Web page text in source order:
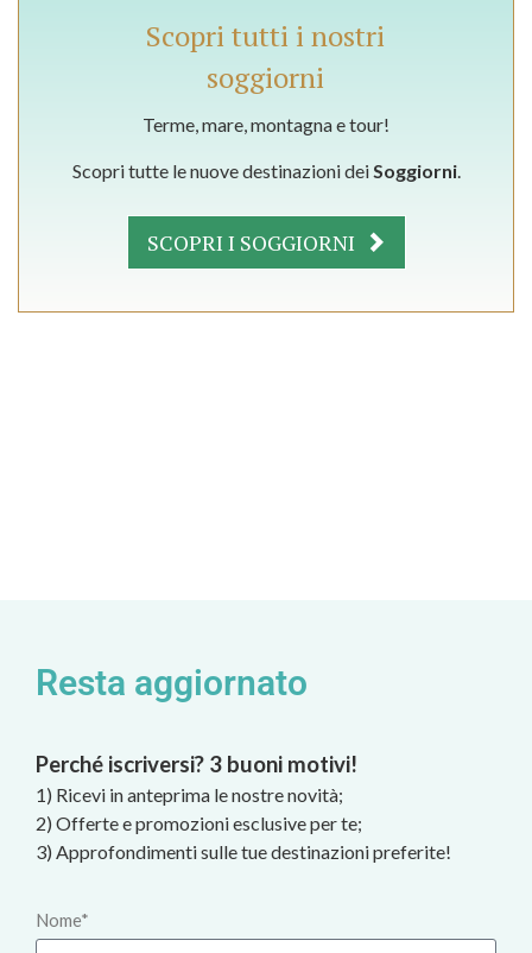
Scopri tutti i nostri
soggiorni
Terme, mare, montagna e tour!
Scopri tutte le nuove destinazioni deiSoggiorni.
SCOPRI I SOGGIORNI
Resta aggiornato
Perché iscriversi? 3 buoni motivi!
1) Ricevi in anteprima le nostre novità;
2) Offerte e promozioni esclusive per te;
3) Approfondimenti sulle tue destinazioni preferite!
Nome*